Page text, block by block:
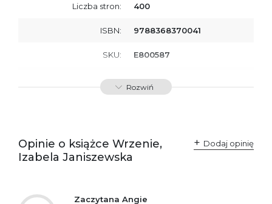
Liczba stron: 400
ISBN: 9788368370041
SKU: E800587
Producent / Osoby
odpowiedzialne za
Wydawnictwo Poznańskie
Sp. z o.o.
+48 61 623 38 38
Ostrzeżenia oraz
Rozwiń
Opinie o książce Wrzenie,
Izabela Janiszewska
Dodaj opinię
Zaczytana Angie